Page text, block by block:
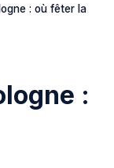
: où fêter la
: